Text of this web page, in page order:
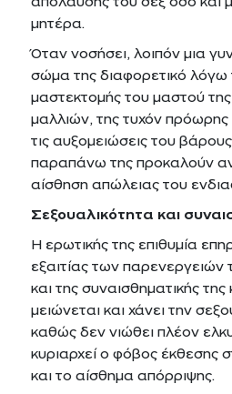
μητέρα.
Όταν νοσήσει, λοιπόν μια
σώμα της διαφορετικό λόγω
μαστεκτομής του μαστού
μαλλιών, της τυχόν πρόωρης
τις αυξομειώσεις του
παραπάνω της προκαλούν
αίσθηση απώλειας του
Σεξουαλικότητα και
Η ερωτικής της επιθυμία
εξαιτίας των παρενεργειών
και της συναισθηματικής
μειώνεται και χάνει την
καθώς δεν νιώθει πλέον
κυριαρχεί ο φόβος έκθεσης
και το αίσθημα απόρριψης.